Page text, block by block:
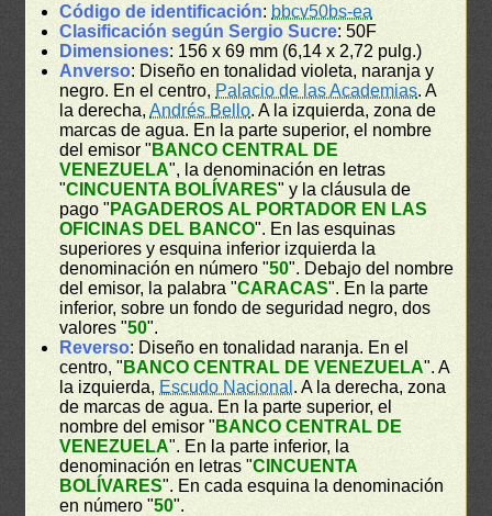
Código de identificación: bbcv50bs-ea
Clasificación según Sergio Sucre: 50F
Dimensiones: 156 x 69 mm (6,14 x 2,72 pulg.)
Anverso: Diseño en tonalidad violeta, naranja y
negro. En el centro, Palacio de las Academias. A
la derecha,Andrés Bello. A la izquierda, zona de
marcas de agua. En la parte superior, el nombre
del emisor " BANCO CENTRAL DE
VENEZUELA", la denominación en letras
"CINCUENTA BOLÍVARES" y la cláusula de
pago " PAGADEROS AL PORTADOR EN LAS
OFICINAS DEL BANCO". En las esquinas
superiores y esquina inferior izquierda la
denominación en número "50". Debajo del nombre
del emisor, la palabra "CARACAS". En la parte
inferior, sobre un fondo de seguridad negro, dos
valores "50".
Reverso: Diseño en tonalidad naranja. En el
centro, " BANCO CENTRAL DE VENEZUELA". A
la izquierda, Escudo Nacional . A la derecha, zona
de marcas de agua. En la parte superior, el
nombre del emisor " BANCO CENTRAL DE
VENEZUELA". En la parte inferior, la
denominación en letras "CINCUENTA
BOLÍVARES". En cada esquina la denominación
en número "50".